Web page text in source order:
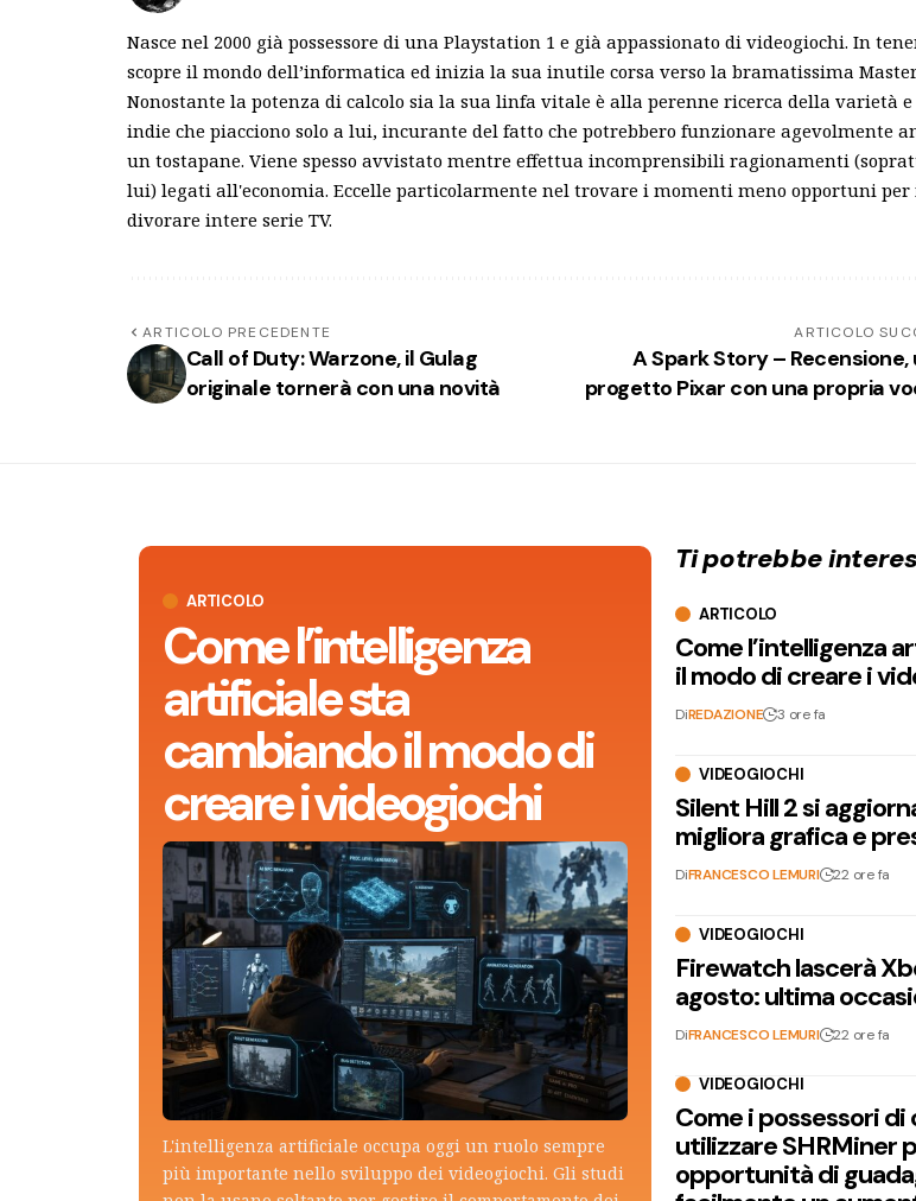
Nasce nel 2000 già possessore di una Playstation 1 e già appassionato di videogiochi. In
scopre il mondo dell’informatica ed inizia la sua inutile corsa verso la bramatissima Master
Nonostante la potenza di calcolo sia la sua linfa vitale è alla perenne ricerca della varietà
indie che piacciono solo a lui, incurante del fatto che potrebbero funzionare agevolmente
un tostapane. Viene spesso avvistato mentre effettua incomprensibili ragionamenti
lui) legati all'economia. Eccelle particolarmente nel trovare i momenti meno opportuni per
divorare intere serie TV.
ARTICOLO PRECEDENTE
Call of Duty: Warzone, il Gulag
originale tornerà con una novità
ARTICOLO
A Spark Story – Recensione,
progetto Pixar con una propria
ARTICOLO
Come l’intelligenza
artificiale sta
cambiando il modo di
creare i videogiochi
L'intelligenza artificiale occupa oggi un ruolo sempre
più importante nello sviluppo dei videogiochi. Gli studi
Ti potrebbe
ARTICOLO
Come l’intelligenza
il modo di creare i
DiREDAZIONE 3 ore fa
VIDEOGIOCHI
Silent Hill 2 si
migliora grafica e
DiFRANCESCO LEMURI 22 ore fa
VIDEOGIOCHI
Firewatch lascerà
agosto: ultima
DiFRANCESCO LEMURI 22 ore fa
VIDEOGIOCHI
Come i possessori
utilizzare SHRMiner
opportunità di